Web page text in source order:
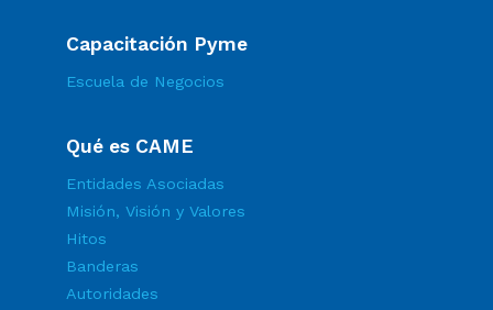
Capacitación Pyme
Escuela de Negocios
Qué es CAME
Entidades Asociadas
Misión, Visión y Valores
Hitos
Banderas
Autoridades